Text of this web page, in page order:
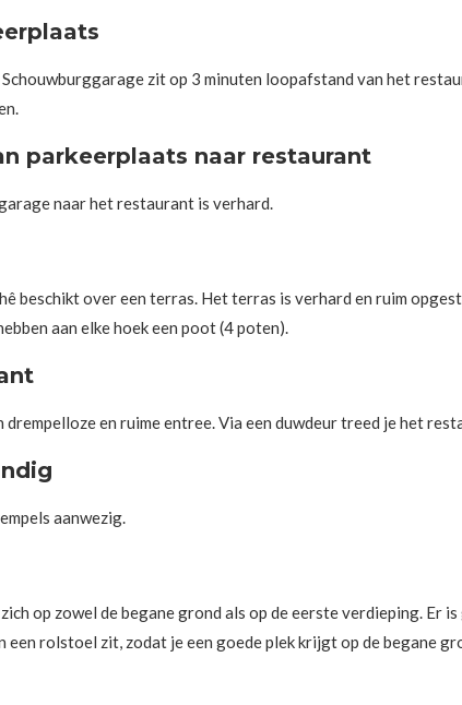
zit op 3 minuten loopafstand van het
parkeerplaats naar restaurant
naar het restaurant is verhard.
beschikt over een terras. Het terras is verhard en ruim
aan elke hoek een poot (4 poten).
en ruime entree. Via een duwdeur treed je het
aanwezig.
op zowel de begane grond als op de eerste verdieping. Er
een rolstoel zit, zodat je een goede plek krijgt op de begane